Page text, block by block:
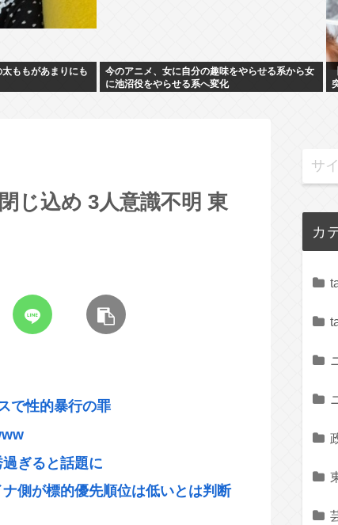
太ももがあまりにも
今のアニメ、女に自分の趣味をやらせる系から女
に池沼役をやらせる系へ変化
じ込め 3人意識不明 東
で性的暴行の罪
ぎると話題に
側が標的優先順位は低いとは判断
カ